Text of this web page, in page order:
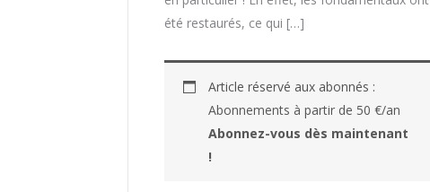
été restaurés, ce qui […]
Article réservé aux abonnés :
Abonnements à partir de 50 €/an
Abonnez-vous dès maintenant
!